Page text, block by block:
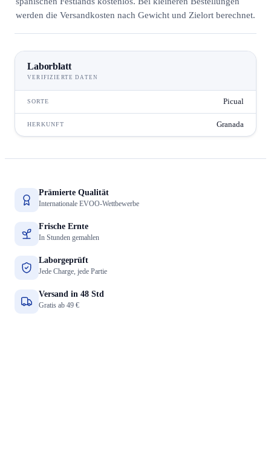
werden die Versandkosten nach Gewicht und Zielort berechnet.
Laborblatt
VERIFIZIERTE DATEN
SORTE Picual
HERKUNFT Granada
Prämierte Qualität
Internationale EVOO-Wettbewerbe
Frische Ernte
In Stunden gemahlen
Laborgeprüft
Jede Charge, jede Partie
Versand in 48 Std
Gratis ab 49 €